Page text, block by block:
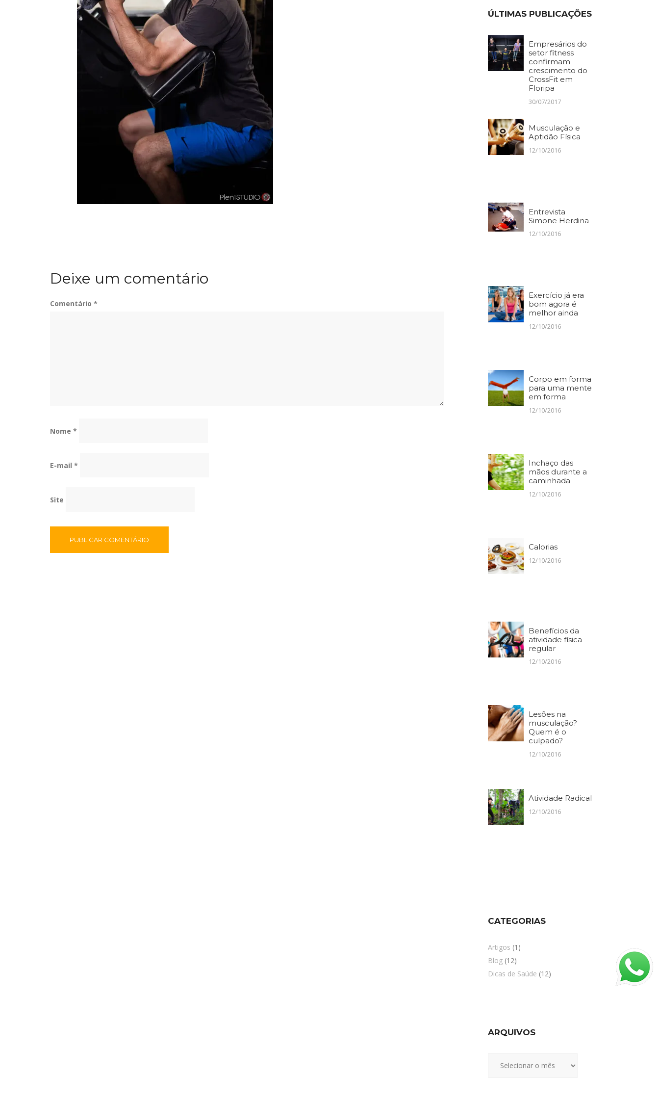
Deixe um comentário
Comentário *
Nome *
E-mail *
Site
ÚLTIMAS PUBLICAÇÕES
Empresários do
setor fitness
confirmam
crescimento do
CrossFit em
Floripa
30/07/2017
Musculação e
Aptidão Física
12/10/2016
Entrevista
Simone Herdina
12/10/2016
Exercício já era
bom agora é
melhor ainda
12/10/2016
Corpo em forma
para uma mente
em forma
12/10/2016
Inchaço das
mãos durante a
caminhada
12/10/2016
Calorias
12/10/2016
Benefícios da
atividade física
regular
12/10/2016
Lesões na
musculação?
Quem é o
culpado?
12/10/2016
Atividade Radical
12/10/2016
CATEGORIAS
Artigos (1)
Blog(12)
Dicas de Saúde (12)
ARQUIVOS